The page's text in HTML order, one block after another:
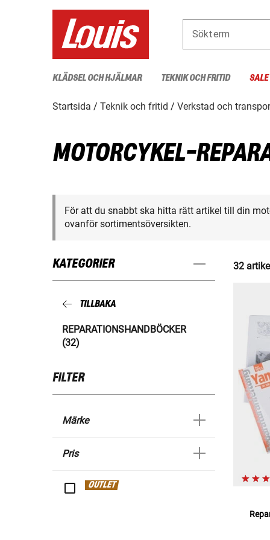
Sökterm
KLÄDSEL OCH HJÄLMAR TEKNIK OCH FRITID
Startsida Teknik och fritid Verkstad och
MOTORCYKEL-
För att du snabbt ska hitta rätt artikel till din
ovanför sortimentsöversikten.
KATEGORIER
TILLBAKA
REPARATIONSHANDBÖCKER
(32)
FILTER
Märke
Pris
OUTLET
32